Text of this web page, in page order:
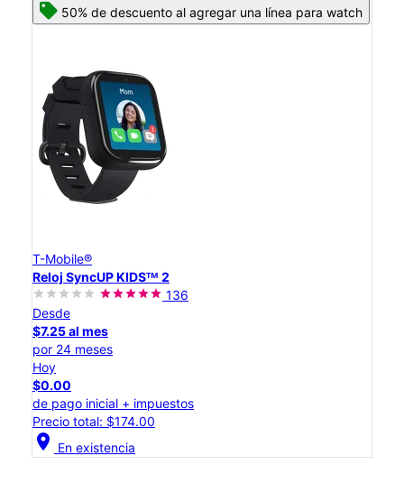
50% de descuento al agregar una línea para watch
T-Mobile®
Reloj SyncUP KIDSᵀᴹ 2
136
Desde
$7.25 al mes
por 24 meses
Hoy
$0.00
de pago inicial + impuestos
Precio total: $174.00
location_on En existencia